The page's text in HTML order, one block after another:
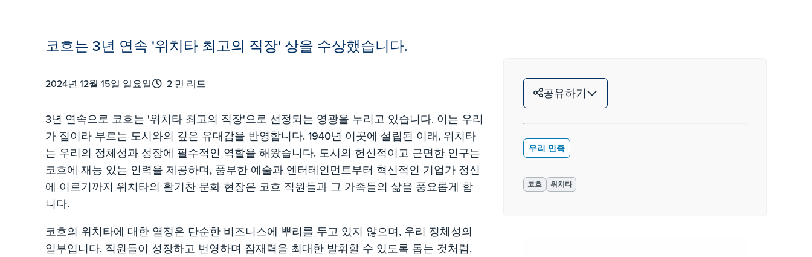
코흐는 3년 연속 '위치타 최고의 직장' 상을 수상했습니다.
2024년 12월 15일 일요일 2 민 리드
3년 연속으로 코흐는 '위치타 최고의 직장'으로 선정되는 영광을 누리고 있습니다. 이는 우리
가 집이라 부르는 도시와의 깊은 유대감을 반영합니다. 1940년 이곳에 설립된 이래, 위치타
는 우리의 정체성과 성장에 필수적인 역할을 해왔습니다. 도시의 헌신적이고 근면한 인구는
코흐에 재능 있는 인력을 제공하며, 풍부한 예술과 엔터테인먼트부터 혁신적인 기업가 정신
에 이르기까지 위치타의 활기찬 문화 현장은 코흐 직원들과 그 가족들의 삶을 풍요롭게 합
니다.
코흐의 위치타에 대한 열정은 단순한 비즈니스에 뿌리를 두고 있지 않으며, 우리 정체성의
일부입니다. 직원들이 성장하고 번영하며 잠재력을 최대한 발휘할 수 있도록 돕는 것처럼,
공유하기
우리 민족
코흐 위치타